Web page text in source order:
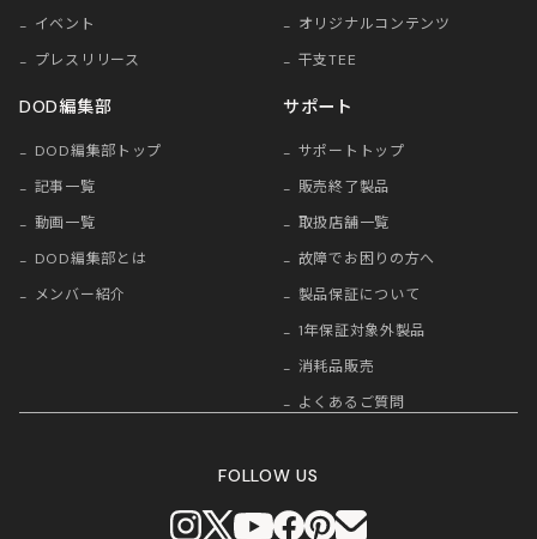
イベント
プレスリリース
オリジナルコンテンツ
干支TEE
DOD編集部
DOD編集部トップ
記事一覧
動画一覧
DOD編集部とは
メンバー紹介
サポート
サポートトップ
販売終了製品
取扱店舗一覧
故障でお困りの方へ
製品保証について
1年保証対象外製品
消耗品販売
よくあるご質問
FOLLOW US